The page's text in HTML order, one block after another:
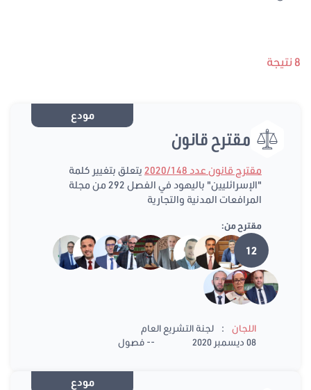
8 نتيجة
مودع
مقترح قانون
مقترح قانون عدد 2020/148
يتعلق بتغيير كلمة
"الإسرائليين" باليهود في الفصل 292 من مجلة
المرافعات المدنية والتجارية
مقترح من:
12
اللجان :
لجنة التشريع العام
08 ديسمبر 2020
-- فصول
مودع